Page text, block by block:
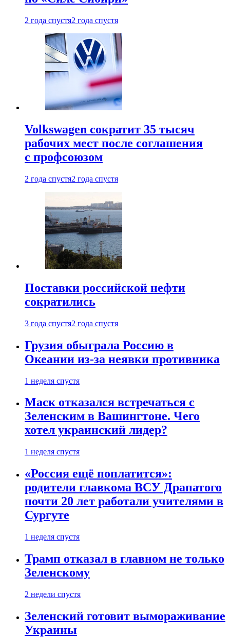
2 года спустя2 года спустя
Volkswagen сократит 35 тысяч
рабочих мест после соглашения
с профсоюзом
2 года спустя2 года спустя
Поставки российской нефти
сократились
3 года спустя2 года спустя
Грузия обыграла Россию в
Океании из-за неявки противника
1 неделя спустя
Маск отказался встречаться с
Зеленским в Вашингтоне. Чего
хотел украинский лидер?
1 неделя спустя
«Россия ещё поплатится»:
родители главкома ВСУ Драпатого
почти 20 лет работали учителями в
Сургуте
1 неделя спустя
Трамп отказал в главном не только
Зеленскому
2 недели спустя
Зеленский готовит вымораживание
Украины